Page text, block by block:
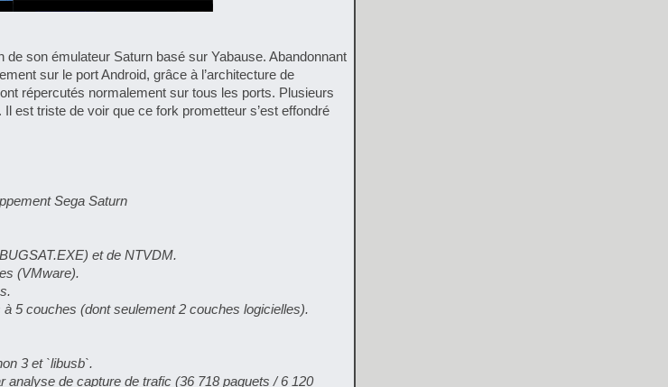
son émulateur Saturn basé sur Yabause. Abandonnant
sur le port Android, grâce à l’architecture de
répercutés normalement sur tous les ports. Plusieurs
est triste de voir que ce fork prometteur s’est effondré
Sega Saturn
et de NTVDM.
(VMware).
5 couches (dont seulement 2 couches logicielles).
3 et `libusb`.
de capture de trafic (36 718 paquets / 6 120